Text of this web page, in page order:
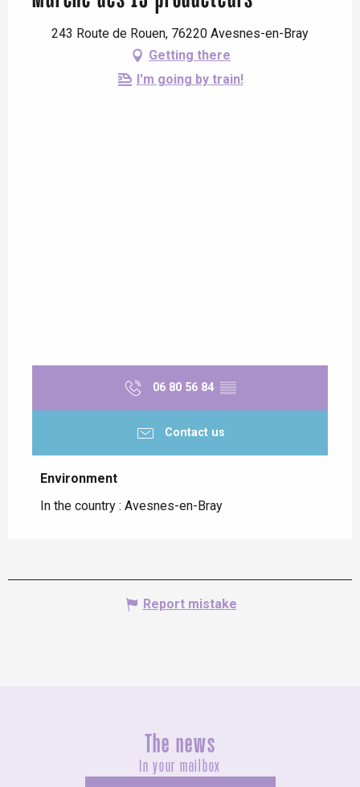
243 Route de Rouen, 76220 Avesnes-en-Bray
Getting there
I'm going by train!
06 80 56 84 ▒▒
Contact us
Environment
Environment
In the country : Avesnes-en-Bray
Report mistake
The news
In your mailbox